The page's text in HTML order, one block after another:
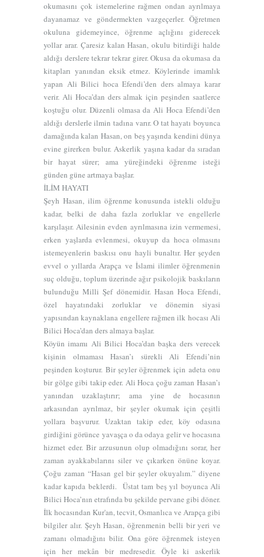
okumasını çok istemelerine rağmen ondan ayrılmaya
dayanamaz ve göndermekten vazgeçerler. Öğretmen
okuluna gidemeyince, öğrenme açlığını giderecek
yollar arar. Çaresiz kalan Hasan, okulu bitirdiği halde
aldığı derslere tekrar tekrar girer. Okusa da okumasa da
kitapları yanından eksik etmez. Köylerinde imamlık
yapan Ali Bilici hoca Efendi’den ders almaya karar
verir. Ali Hoca’dan ders almak için peşinden saatlerce
koştuğu olur. Düzenli olmasa da Ali Hoca Efendi’den
aldığı derslerle ilmin tadına varır. O tat hayatı boyunca
damağında kalan Hasan, on beş yaşında kendini dünya
evine girerken bulur. Askerlik yaşına kadar da sıradan
bir hayat sürer; ama yüreğindeki öğrenme isteği
günden güne artmaya başlar.
İLİM HAYATI
Şeyh Hasan, ilim öğrenme konusunda istekli olduğu
kadar, belki de daha fazla zorluklar ve engellerle
karşılaşır. Ailesinin evden ayrılmasına izin vermemesi,
erken yaşlarda evlenmesi, okuyup da hoca olmasını
istemeyenlerin baskısı onu hayli bunaltır. Her şeyden
evvel o yıllarda Arapça ve İslami ilimler öğrenmenin
suç olduğu, toplum üzerinde ağır psikolojik baskıların
bulunduğu Milli Şef dönemidir. Hasan Hoca Efendi,
özel hayatındaki zorluklar ve dönemin siyasi
yapısından kaynaklana engellere rağmen ilk hocası Ali
Bilici Hoca’dan ders almaya başlar.
Köyün imamı Ali Bilici Hoca’dan başka ders verecek
kişinin olmaması Hasan’ı sürekli Ali Efendi’nin
peşinden koşturur. Bir şeyler öğrenmek için adeta onu
bir gölge gibi takip eder. Ali Hoca çoğu zaman Hasan’ı
yanından uzaklaştırır; ama yine de hocasının
arkasından ayrılmaz, bir şeyler okumak için çeşitli
yollara başvurur. Uzaktan takip eder, köy odasına
girdiğini görünce yavaşça o da odaya gelir ve hocasına
hizmet eder. Bir arzusunun olup olmadığını sorar, her
zaman ayakkabılarını siler ve çıkarken önüne koyar.
Çoğu zaman “Hasan gel bir şeyler okuyalım.” diyene
kadar kapıda beklerdi. Üstat tam beş yıl boyunca Ali
Bilici Hoca’nın etrafında bu şekilde pervane gibi döner.
İlk hocasından Kur'an, tecvit, Osmanlıca ve Arapça gibi
bilgiler alır. Şeyh Hasan, öğrenmenin belli bir yeri ve
zamanı olmadığını bilir. Ona göre öğrenmek isteyen
için her mekân bir medresedir. Öyle ki askerlik